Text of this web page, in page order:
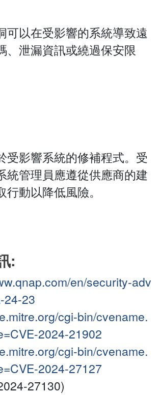
可以在受影響的系統導致遠
、泄漏資訊或繞過保安限
受影響系統的修補程式。受
統管理員應遵從供應商的建
動以降低風險。
:
en/security-adv
24-23
cgi-bin/cvename.
2024-21902
cgi-bin/cvename.
2024-27127
27130)